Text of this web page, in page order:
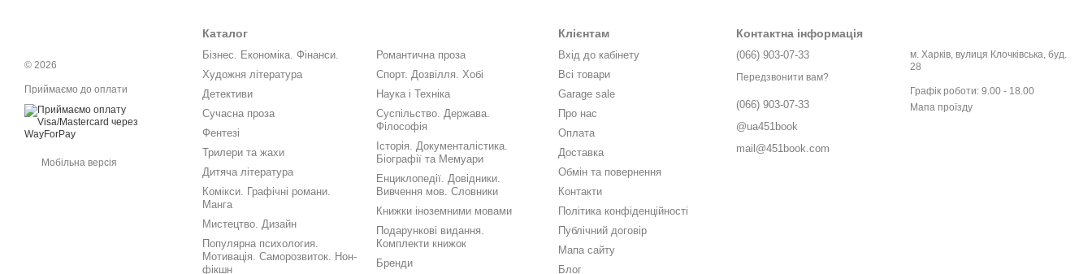
© 2026
Приймаємо до оплати
Мобільна версія
Каталог
Бізнес. Економіка. Фінанси.
Художня література
Детективи
Сучасна проза
Фентезі
Трилери та жахи
Дитяча література
Комікси. Графічні романи.
Манга
Мистецтво. Дизайн
Популярна психология.
Мотивація. Саморозвиток. Нон-
фікшн
Романтична проза
Спорт. Дозвілля. Хобі
Наука і Техніка
Суспільство. Держава.
Філософія
Історія. Документалістика.
Біографії та Мемуари
Енциклопедії. Довідники.
Вивчення мов. Словники
Книжки іноземними мовами
Подарункові видання.
Комплекти книжок
Бренди
Клієнтам
Вхід до кабінету
Всі товари
Garage sale
Про нас
Оплата
Доставка
Обмін та повернення
Контакти
Політика конфіденційності
Публічний договір
Мапа сайту
Блог
Контактна інформація
(066) 903-07-33
Передзвонити вам?
(066) 903-07-33
@ua451book
mail@451book.com
м. Харків, вулиця Клочківська, буд.
28
Графік роботи: 9.00 - 18.00
Мапа проїзду